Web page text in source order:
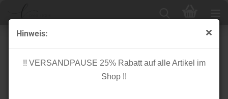
Hinweis:
!! VERSANDPAUSE 25% Rabatt auf alle Artikel im
Shop !!
Gurtband - Pfeil glanz - rot - 38 mm